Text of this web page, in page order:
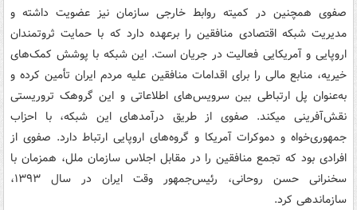
صفوی همچنین در کمیته روابط خارجی سازمان نیز عضویت داشته و
مدیریت شبکه اقتصادی منافقین را برعهده دارد که با حمایت ثروتمندان
اروپایی و آمریکایی فعالیت در جریان است. این شبکه با پوشش کمک‌های
خیریه، منابع مالی را برای اقدامات منافقین علیه مردم ایران تأمین کرده و
به‌عنوان پل ارتباطی بین سرویس‌های اطلاعاتی و این گروهک تروریستی
نقش‌آفرینی میکند. صفوی از طریق درآمدهای این شبکه، با احزاب
جمهوری‌خواه و دموکرات آمریکا و گروه‌های اروپایی ارتباط دارد. صفوی از
افرادی بود که تجمع منافقین را در مقابل اجلاس سازمان ملل، همزمان با
سخنرانی حسن روحانی، رئیس‌جمهور وقت ایران در سال ۱۳۹۳،
سازماندهی کرد.